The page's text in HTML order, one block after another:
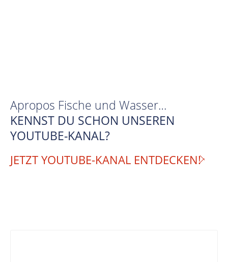
Apropos Fische und Wasser…
KENNST DU SCHON UNSEREN
YOUTUBE-KANAL?
JETZT YOUTUBE-KANAL ENTDECKEN!